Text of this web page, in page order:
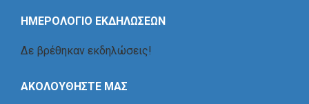
ΗΜΕΡΟΛΟΓΙΟ ΕΚΔΗΛΩΣΕΩΝ
Δε βρέθηκαν εκδηλώσεις!
ΑΚΟΛΟΥΘΗΣΤΕ ΜΑΣ